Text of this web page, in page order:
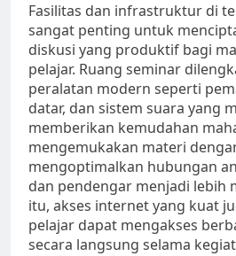
Fasilitas dan infrastruktur di
sangat penting untuk
diskusi yang produktif bagi
pelajar. Ruang seminar
peralatan modern seperti
datar, dan sistem suara yang
memberikan kemudahan
mengemukakan materi
mengoptimalkan hubungan
dan pendengar menjadi lebih
itu, akses internet yang kuat
pelajar dapat mengakses
secara langsung selama